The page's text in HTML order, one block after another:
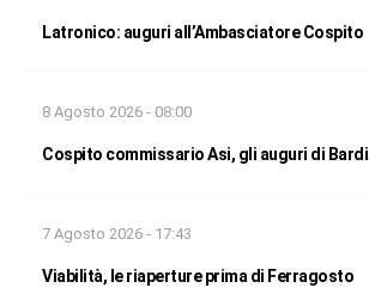
Latronico: auguri all’Ambasciatore Cospito
8 Agosto 2026 - 08:00
Cospito commissario Asi, gli auguri di Bardi
7 Agosto 2026 - 17:43
Viabilità, le riaperture prima di Ferragosto